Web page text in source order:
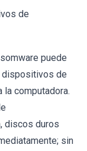
de
puede
dispositivos de
la computadora.
discos duros
sin